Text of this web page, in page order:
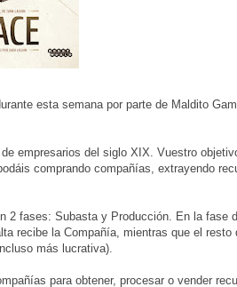
esta semana por parte de Maldito
empresarios del siglo XIX. Vuestro
comprando compañías, extrayendo
2 fases: Subasta y Producción. En la fase
recibe la Compañía, mientras que el resto
más lucrativa).
para obtener, procesar o vender